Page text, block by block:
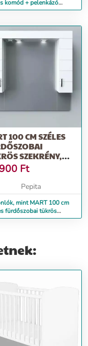
komód + pelenkázó
100 CM SZÉLES
SZEKRÉNY,
FEHÉR, BEÉ...
Ft
Pepita
mint MART 100 cm
fürdőszobai tükrös
fényes fehér, beé...